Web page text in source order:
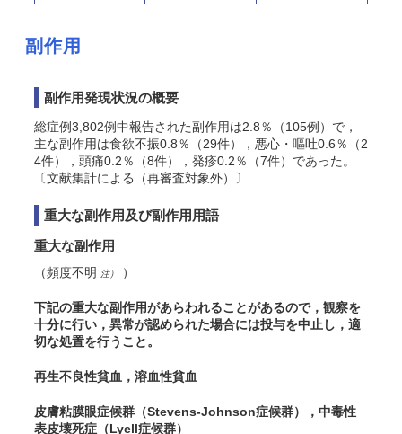
副作用
副作用発現状況の概要
総症例3,802例中報告された副作用は2.8％（105例）で，
主な副作用は食欲不振0.8％（29件），悪心・嘔吐0.6％（2
4件），頭痛0.2％（8件），発疹0.2％（7件）であった。
〔文献集計による（再審査対象外）〕
重大な副作用及び副作用用語
重大な副作用
（頻度不明 注） ）
下記の重大な副作用があらわれることがあるので，観察を
十分に行い，異常が認められた場合には投与を中止し，適
切な処置を行うこと。
再生不良性貧血，溶血性貧血
皮膚粘膜眼症候群（Stevens-Johnson症候群），中毒性
表皮壊死症（Lyell症候群）